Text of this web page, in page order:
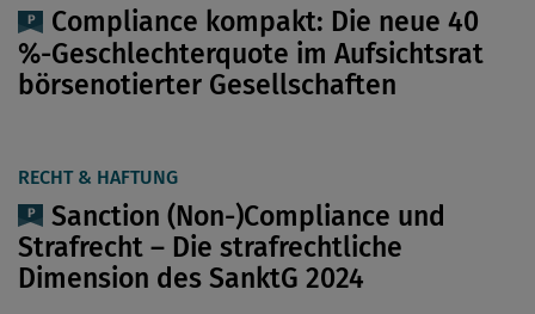
Compliance kompakt: Die neue 40
%-Geschlechterquote im Aufsichtsrat
börsenotierter Gesellschaften
RECHT & HAFTUNG
Sanction (Non-)Compliance und
Strafrecht – Die strafrechtliche
Dimension des SanktG 2024